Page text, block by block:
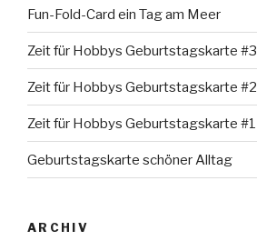
Fun-Fold-Card ein Tag am Meer
Zeit für Hobbys Geburtstagskarte #3
Zeit für Hobbys Geburtstagskarte #2
Zeit für Hobbys Geburtstagskarte #1
Geburtstagskarte schöner Alltag
ARCHIV